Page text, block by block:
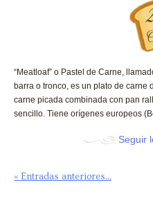
“Meatloaf” o Pastel de Carne,
barra o tronco, es un plato de carne
carne picada combinada con pan
sencillo. Tiene orígenes europeos
Seguir
« Entradas anteriores...